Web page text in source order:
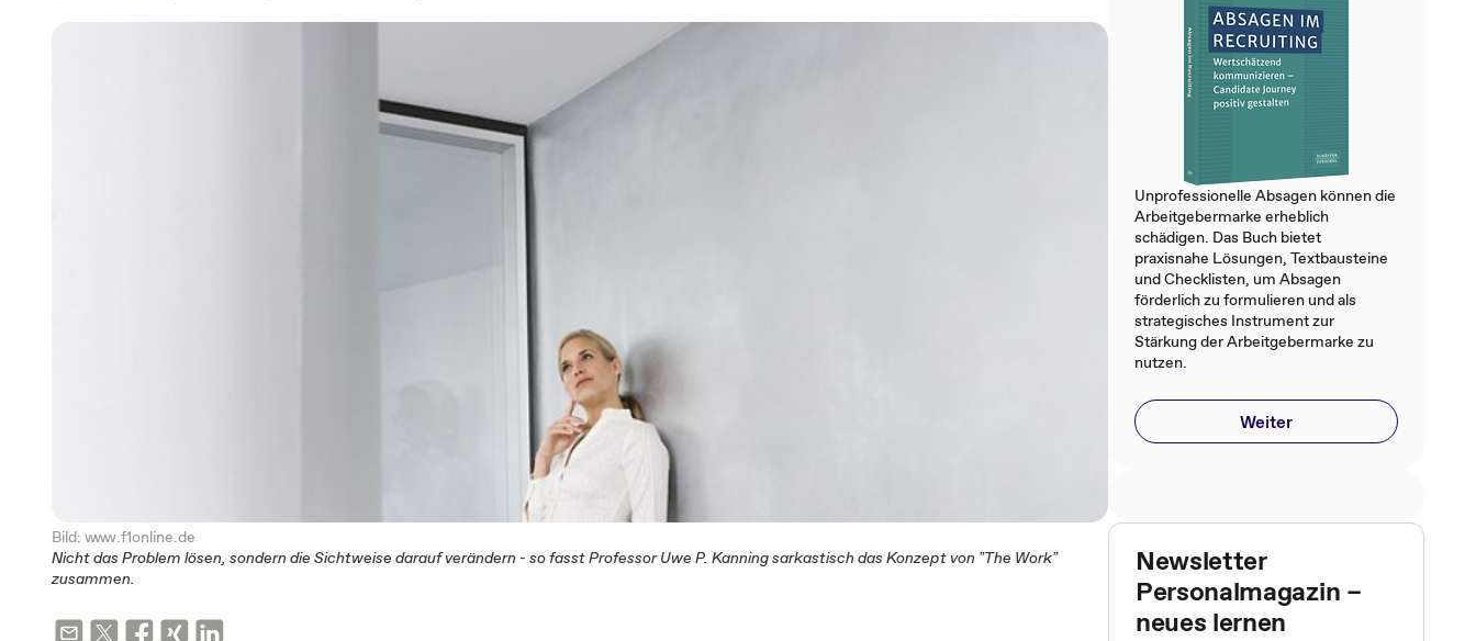
Bild: www.f1online.de
Nicht das Problem lösen, sondern die Sichtweise darauf verändern - so fasst Professor Uwe P. Kanning sarkastisch das Konzept von "The Work"
zusammen.
Unprofessionelle Absagen können die
Arbeitgebermarke erheblich
schädigen. Das Buch bietet
praxisnahe Lösungen, Textbausteine
und Checklisten, um Absagen
förderlich zu formulieren und als
strategisches Instrument zur
Stärkung der Arbeitgebermarke zu
nutzen.
Weiter
Newsletter
Personalmagazin –
neues lernen